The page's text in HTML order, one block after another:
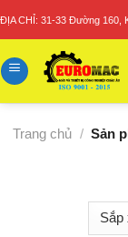
ĐỊA CHỈ: 31-33 Đường 160,
Trang chủ / Sản